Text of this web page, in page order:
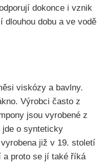
dokonce i vznik
dobu a ve vodě
viskózy a bavlny.
Výrobci často z
jsou vyrobené z
jde o synteticky
již v 19. století
a proto se jí také říká